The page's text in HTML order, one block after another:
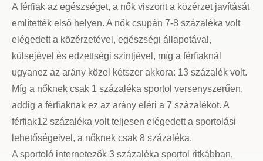
A férfiak az egészséget, a nők viszont a közérzet javítását
említették első helyen. A nők csupán 7-8 százaléka volt
elégedett a közérzetével, egészségi állapotával,
külsejével és edzettségi szintjével, míg a férfiaknál
ugyanez az arány közel kétszer akkora: 13 százalék volt.
Míg a nőknek csak 1 százaléka sportol versenyszerűen,
addig a férfiaknak ez az arány eléri a 7 százalékot. A
férfiak12 százaléka volt teljesen elégedett a sportolási
lehetőségeivel, a nőknek csak 8 százaléka.
A sportoló internetezők 3 százaléka sportol ritkábban,